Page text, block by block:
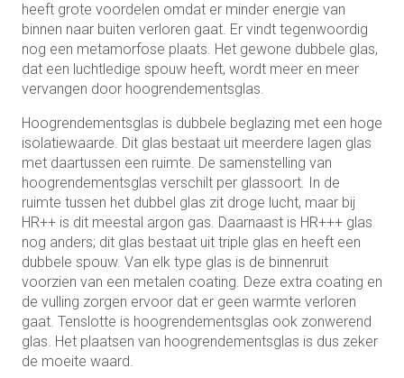
heeft grote voordelen omdat er minder energie van
binnen naar buiten verloren gaat. Er vindt tegenwoordig
nog een metamorfose plaats. Het gewone dubbele glas,
dat een luchtledige spouw heeft, wordt meer en meer
vervangen door hoogrendementsglas.
Hoogrendementsglas is dubbele beglazing met een hoge
isolatiewaarde. Dit glas bestaat uit meerdere lagen glas
met daartussen een ruimte. De samenstelling van
hoogrendementsglas verschilt per glassoort. In de
ruimte tussen het dubbel glas zit droge lucht, maar bij
HR++ is dit meestal argon gas. Daarnaast is HR+++ glas
nog anders; dit glas bestaat uit triple glas en heeft een
dubbele spouw. Van elk type glas is de binnenruit
voorzien van een metalen coating. Deze extra coating en
de vulling zorgen ervoor dat er geen warmte verloren
gaat. Tenslotte is hoogrendementsglas ook zonwerend
glas. Het plaatsen van hoogrendementsglas is dus zeker
de moeite waard.